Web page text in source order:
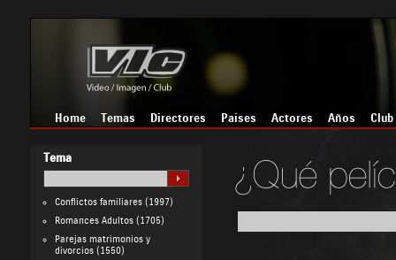
Home Temas Directores Países Actores Años Club
Tema
Conflictos familiares(1997)
Romances Adultos(1705)
Parejas matrimonios y
divorcios(1550)